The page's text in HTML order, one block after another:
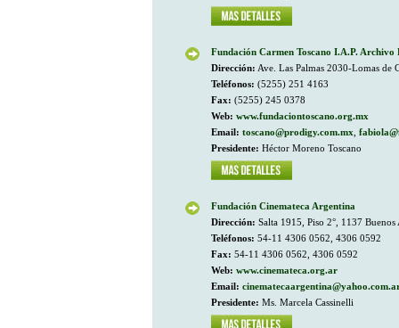
Fundación Carmen Toscano I.A.P.
Dirección: Ave. Las Palmas 2030-Lomas de
Teléfonos: (5255) 251 4163
Fax: (5255) 245 0378
Web: www.fundaciontoscano.org.mx
Email: toscano@prodigy.com.mx
Presidente: Héctor Moreno Toscano
Fundación Cinemateca Argentina
Dirección: Salta 1915, Piso 2°, 1137
Teléfonos: 54-11 4306 0562, 4306 0592
Fax: 54-11 4306 0562, 4306 0592
Web: www.cinemateca.org.ar
Email:
Presidente: Ms. Marcela Cassinelli